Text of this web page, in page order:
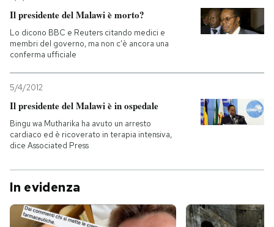
CALENDARIO
AREA PERSONALE
Il presidente del Malawi è morto?
Lo dicono BBC e Reuters citando medici e
membri del governo, ma non c'è ancora una
conferma ufficiale
5/4/2012
Il presidente del Malawi è in ospedale
Bingu wa Mutharika ha avuto un arresto
cardiaco ed è ricoverato in terapia intensiva,
dice Associated Press
In evidenza